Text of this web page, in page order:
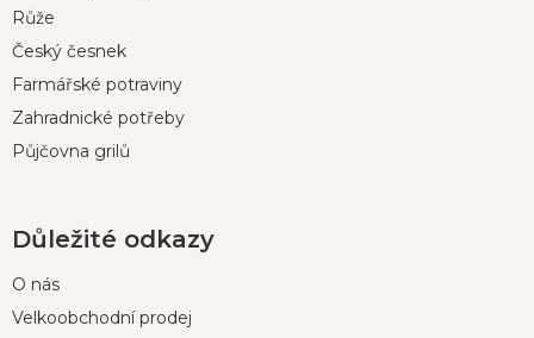
Růže
Český česnek
Farmářské potraviny
Zahradnické potřeby
Půjčovna grilů
Důležité odkazy
O nás
Velkoobchodní prodej